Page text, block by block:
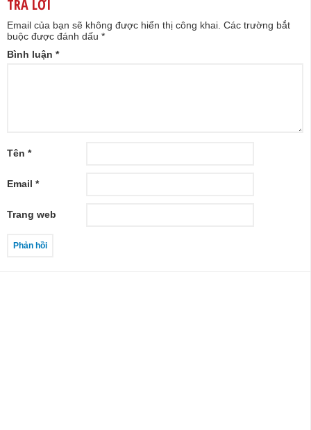
TRẢ LỜI
Email của bạn sẽ không được hiển thị công khai. Các trường bắt
buộc được đánh dấu *
Bình luận *
Tên *
Email *
Trang web